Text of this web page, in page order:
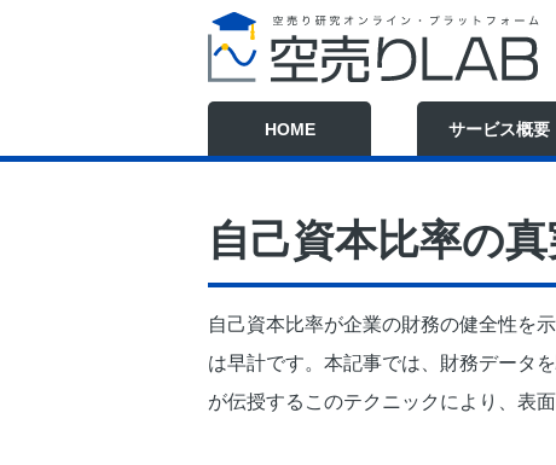
HOME サービス概要
自己資本比率の
自己資本比率が企業の財務の健全性を
は早計です。本記事では、財務データ
が伝授するこのテクニックにより、表